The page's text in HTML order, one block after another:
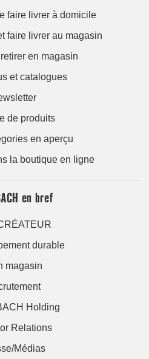
faire livrer à domicile
faire livrer au magasin
en magasin
et catalogues
de produits
en aperçu
la boutique en ligne
en bref
durable
magasin
Holding
Relations
Médias